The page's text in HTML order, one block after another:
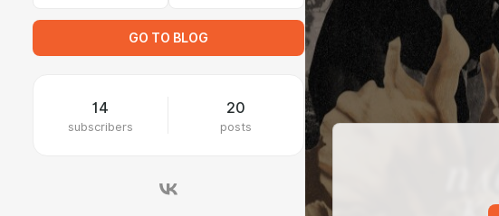
GO TO BLOG
14
subscribers
20
posts